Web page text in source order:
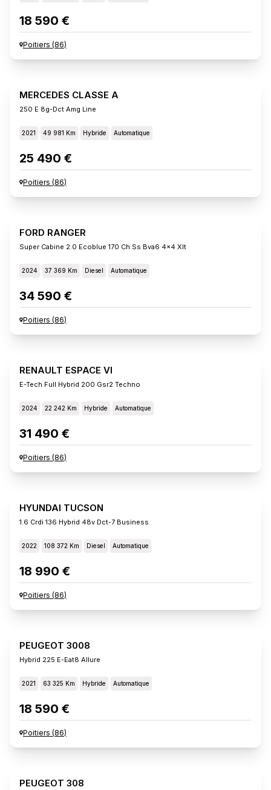
18 590 €
Poitiers (86)
MERCEDES CLASSE A
250 E 8g-Dct Amg Line
2021 49 981 Km Hybride Automatique
25 490 €
Poitiers (86)
FORD RANGER
Super Cabine 2.0 Ecoblue 170 Ch Ss Bva6 4x4 Xlt
2024 37 369 Km Diesel Automatique
34 590 €
Poitiers (86)
RENAULT ESPACE VI
E-Tech Full Hybrid 200 Gsr2 Techno
2024 22 242 Km Hybride Automatique
31 490 €
Poitiers (86)
HYUNDAI TUCSON
1.6 Crdi 136 Hybrid 48v Dct-7 Business
2022 108 372 Km Diesel Automatique
18 990 €
Poitiers (86)
PEUGEOT 3008
Hybrid 225 E-Eat8 Allure
2021 63 325 Km Hybride Automatique
18 590 €
Poitiers (86)
PEUGEOT 308